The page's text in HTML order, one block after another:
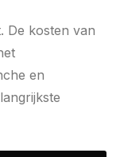
De kosten van
en